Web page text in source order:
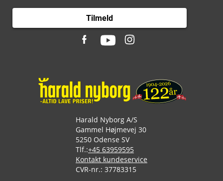
Tilmeld
Harald Nyborg A/S
Gammel Højmevej 30
5250 Odense SV
Tlf.:+45 63959595
Kontakt kundeservice
CVR-nr.: 37783315